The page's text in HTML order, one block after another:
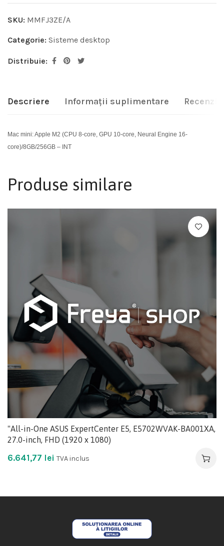
SKU: MMFJ3ZE/A
Categorie: Sisteme desktop
Distribuie:
Descriere Informații suplimentare Recenzii
Mac mini: Apple M2 (CPU 8-core, GPU 10-core, Neural Engine 16-
core)/8GB/256GB – INT
Produse similare
"All-in-One ASUS ExpertCenter E5, E5702WVAK-BA001XA,
27.0-inch, FHD (1920 x 1080)
6.641,77 lei TVA inclus